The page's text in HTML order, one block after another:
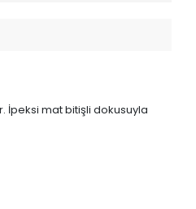
İpeksi mat bitişli dokusuyla